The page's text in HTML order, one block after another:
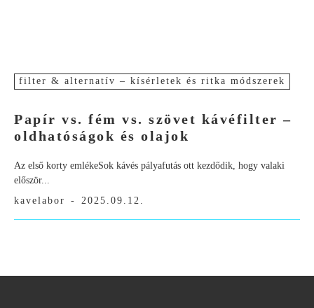
filter & alternatív – kísérletek és ritka módszerek
Papír vs. fém vs. szövet kávéfilter –
oldhatóságok és olajok
Az első korty emlékeSok kávés pályafutás ott kezdődik, hogy valaki
először...
kavelabor
- 2025.09.12.